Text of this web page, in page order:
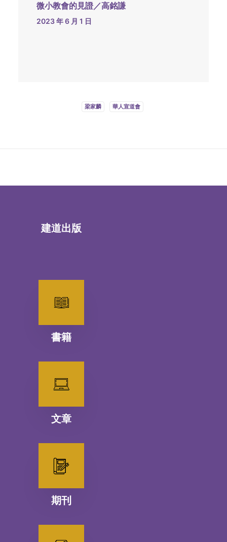
微小教會的見證／高銘謙
2023 年 6 月 1 日
梁家麟 華人宣道會
建道出版
書籍
文章
期刊